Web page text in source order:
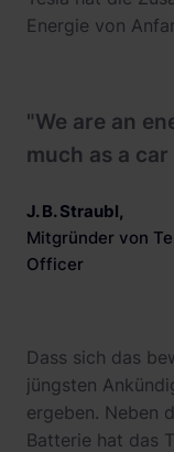
Energie von
"We are an
much as a
J. B. Straubl,
Mitgründer von
Officer
Dass sich das
jüngsten
ergeben. Neben
Batterie hat das